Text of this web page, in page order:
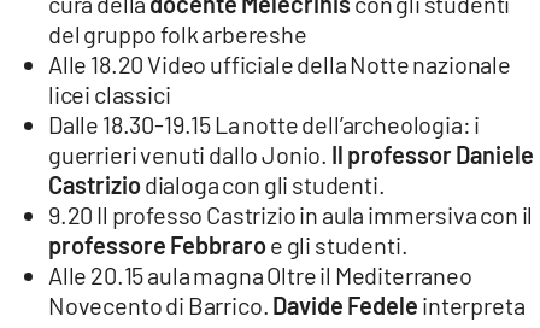
del gruppo folk arbereshe
Alle 18.20 Video ufficiale della Notte nazionale
licei classici
Dalle 18.30-19.15 La notte dell’archeologia: i
guerrieri venuti dallo Jonio. Il professor Daniele
Castriziodialoga con gli studenti.
9.20 Il professo Castrizio in aula immersiva con il
professore Febbraroe gli studenti.
Alle 20.15 aula magna Oltre il Mediterraneo
Novecento di Barrico. Davide Fedele interpreta